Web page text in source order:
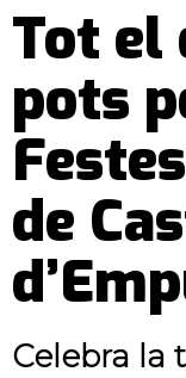
Tot el
pots
de
Celebra la